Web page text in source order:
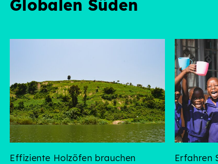
Globalen Süden
Effiziente Holzöfen brauchen
Erfahren